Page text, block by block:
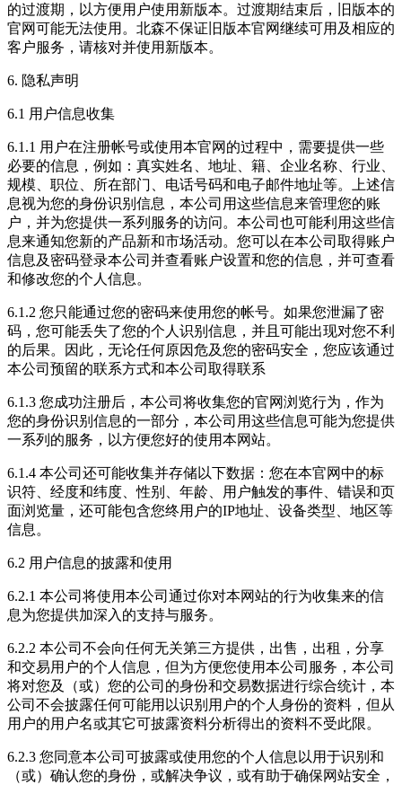
的过渡期，以方便用户使用新版本。过渡期结束后，旧版本的
官网可能无法使用。北森不保证旧版本官网继续可用及相应的
客户服务，请核对并使用新版本。
6. 隐私声明
6.1 用户信息收集
6.1.1 用户在注册帐号或使用本官网的过程中，需要提供一些
必要的信息，例如：真实姓名、地址、籍、企业名称、行业、
规模、职位、所在部门、电话号码和电子邮件地址等。上述信
息视为您的身份识别信息，本公司用这些信息来管理您的账
户，并为您提供一系列服务的访问。本公司也可能利用这些信
息来通知您新的产品新和市场活动。您可以在本公司取得账户
信息及密码登录本公司并查看账户设置和您的信息，并可查看
和修改您的个人信息。
6.1.2 您只能通过您的密码来使用您的帐号。如果您泄漏了密
码，您可能丢失了您的个人识别信息，并且可能出现对您不利
的后果。因此，无论任何原因危及您的密码安全，您应该通过
本公司预留的联系方式和本公司取得联系
6.1.3 您成功注册后，本公司将收集您的官网浏览行为，作为
您的身份识别信息的一部分，本公司用这些信息可能为您提供
一系列的服务，以方便您好的使用本网站。
6.1.4 本公司还可能收集并存储以下数据：您在本官网中的标
识符、经度和纬度、性别、年龄、用户触发的事件、错误和页
面浏览量，还可能包含您终用户的IP地址、设备类型、地区等
信息。
6.2 用户信息的披露和使用
6.2.1 本公司将使用本公司通过你对本网站的行为收集来的信
息为您提供加深入的支持与服务。
6.2.2 本公司不会向任何无关第三方提供，出售，出租，分享
和交易用户的个人信息，但为方便您使用本公司服务，本公司
将对您及（或）您的公司的身份和交易数据进行综合统计，本
公司不会披露任何可能用以识别用户的个人身份的资料，但从
用户的用户名或其它可披露资料分析得出的资料不受此限。
6.2.3 您同意本公司可披露或使用您的个人信息以用于识别和
（或）确认您的身份，或解决争议，或有助于确保网站安全，